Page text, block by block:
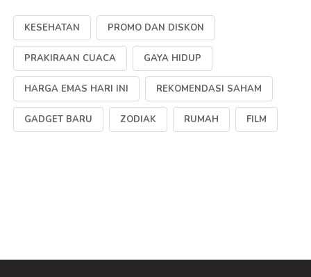
KESEHATAN PROMO DAN DISKON
PRAKIRAAN CUACA GAYA HIDUP
HARGA EMAS HARI INI REKOMENDASI SAHAM
GADGET BARU ZODIAK RUMAH FILM